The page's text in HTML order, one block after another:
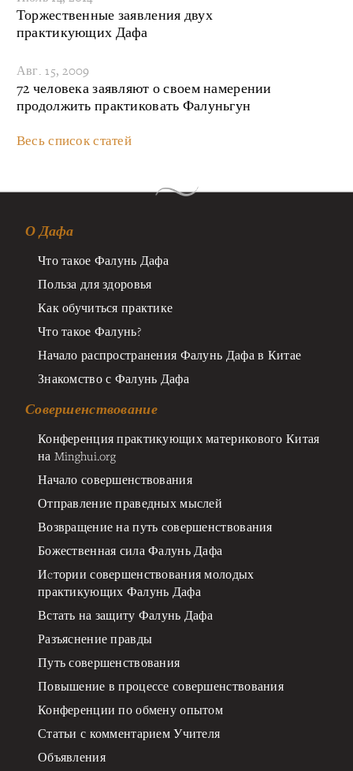
Торжественные заявления двух
практикующих Дафа
Авг. 15, 2009
72 человека заявляют о своем намерении
продолжить практиковать Фалуньгун
Весь список статей
О Дафа
Что такое Фалунь Дафа
Польза для здоровья
Как обучиться практике
Что такое Фалунь?
Начало распространения Фалунь Дафа в Китае
Знакомство с Фалунь Дафа
Совершенствование
Конференция практикующих материкового Китая
на Minghui.org
Начало совершенствования
Отправление праведных мыслей
Возвращение на путь совершенствования
Божественная сила Фалунь Дафа
Иcтории совершенствования молодых
практикующих Фалунь Дафа
Встать на защиту Фалунь Дафа
Разъяснение правды
Путь совершенствования
Повышение в процессе совершенствования
Конференции по обмену опытом
Статьи с комментарием Учителя
Объявления